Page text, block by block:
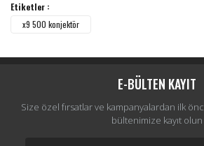
Etiketler :
x9 500 konjektör
E-BÜLTEN KAYIT
Size özel fırsatlar ve kampanyalardan ilk
bültenimize kayıt olun